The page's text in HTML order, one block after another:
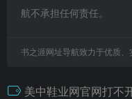
航不承担任何责任。
书之涯网址导航致力于优质、
美中鞋业网官网打不